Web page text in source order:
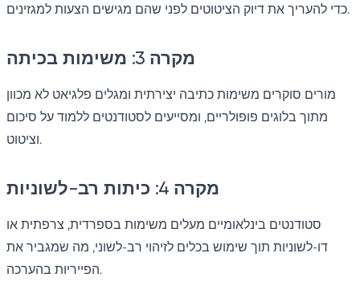
כדי להעריך את דיוק הציטוטים לפני שהם מגישים הצעות למגזינים.
מקרה 3: משימות בכיתה
מורים סוקרים משימות כתיבה יצירתית ומגלים פלגיאט לא מכוון
מתוך בלוגים פופולריים, ומסייעים לסטודנטים ללמוד על סיכום
וציטוט.
מקרה 4: כיתות רב-לשוניות
סטודנטים בינלאומיים מעלים משימות בספרדית, צרפתית או
דו-לשוניות תוך שימוש בכלים לזיהוי רב-לשוני, מה שמגביר את
הפייריות בהערכה.